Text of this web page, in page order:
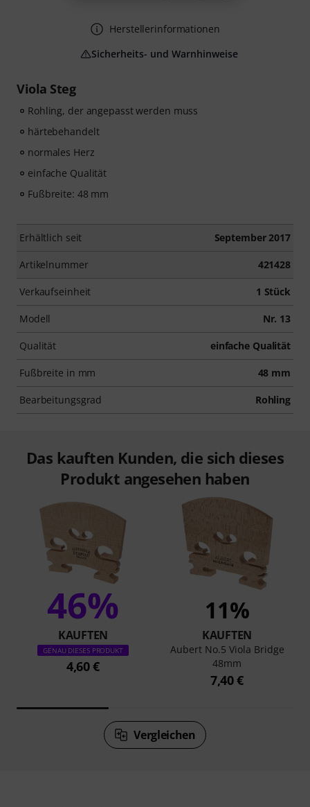
Viola Steg
Rohling, der angepasst werden muss
härtebehandelt
normales Herz
einfache Qualität
Fußbreite: 48 mm
Erhältlich seit September 2017
Artikelnummer 421428
Verkaufseinheit 1 Stück
Modell Nr. 13
Qualität einfache Qualität
Fußbreite in mm 48 mm
Bearbeitungsgrad Rohling
Herstellerinformationen
Sicherheits- und Warnhinweise
Das kauften Kunden, die sich dieses
Produkt angesehen haben
46%
KAUFTEN
GENAU DIESES PRODUKT
4,60 €
11%
KAUFTEN
Aubert No.5 Viola Bridge
48mm
7,40 €
Vergleichen